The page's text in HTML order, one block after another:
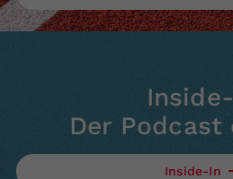
Der Podcast
Inside-In